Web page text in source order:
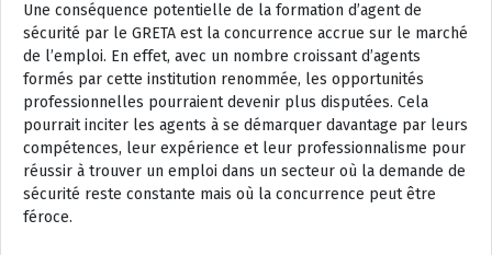
Une conséquence potentielle de la formation d’agent de
sécurité par le GRETA est la concurrence accrue sur le marché
de l’emploi. En effet, avec un nombre croissant d’agents
formés par cette institution renommée, les opportunités
professionnelles pourraient devenir plus disputées. Cela
pourrait inciter les agents à se démarquer davantage par leurs
compétences, leur expérience et leur professionnalisme pour
réussir à trouver un emploi dans un secteur où la demande de
sécurité reste constante mais où la concurrence peut être
féroce.